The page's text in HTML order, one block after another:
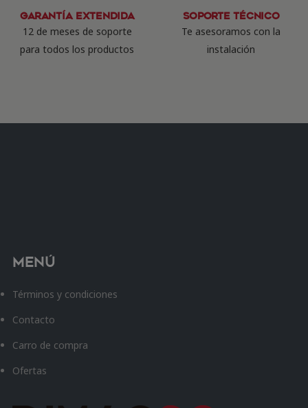
Garantía Extendida
12 de meses de soporte
para todos los productos
Soporte Técnico
Te asesoramos con la
instalación
Menú
Términos y condiciones
Contacto
Carro de compra
Ofertas